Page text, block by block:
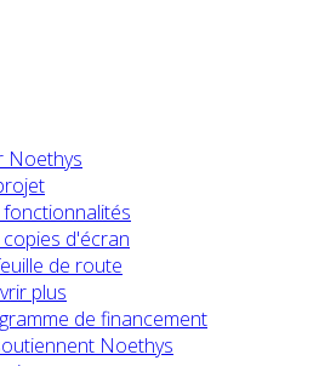
Noethys
fonctionnalités
copies d'écran
de route
plus
de financement
Noethys